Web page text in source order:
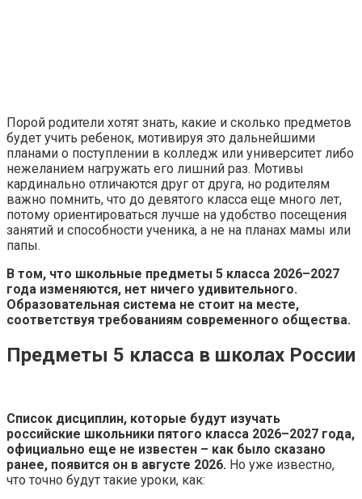
Порой родители хотят знать, какие и сколько предметов
будет учить ребенок, мотивируя это дальнейшими
планами о поступлении в колледж или университет либо
нежеланием нагружать его лишний раз. Мотивы
кардинально отличаются друг от друга, но родителям
важно помнить, что до девятого класса еще много лет,
потому ориентироваться лучше на удобство посещения
занятий и способности ученика, а не на планах мамы или
папы.
В том, что школьные предметы 5 класса 2026–2027
года изменяются, нет ничего удивительного.
Образовательная система не стоит на месте,
соответствуя требованиям современного общества.
Предметы 5 класса в школах России
Список дисциплин, которые будут изучать
российские школьники пятого класса 2026–2027 года,
официально еще не известен – как было сказано
ранее, появится он в августе 2026. Но уже известно,
что точно будут такие уроки, как: